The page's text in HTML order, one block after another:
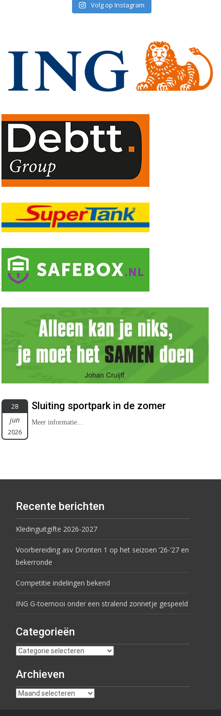
Volg op Instagram
28
jun
2026
Sluiting sportpark in de zomer
Meer informatie...
Recente berichten
Kledinguitgifte 2026-2027
Voorbereiding asv Dronten 1 op het seizoen ’26-’27 en
bekerronde
Competitie indelingen bekend
ING G-toernooi onder een stralend zonnetje gespeeld
Categorieën
Archieven